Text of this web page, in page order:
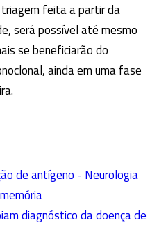
triagem feita a partir da
será possível até mesmo
se beneficiarão do
ainda em uma fase
de antígeno - Neurologia
diagnóstico da doença de